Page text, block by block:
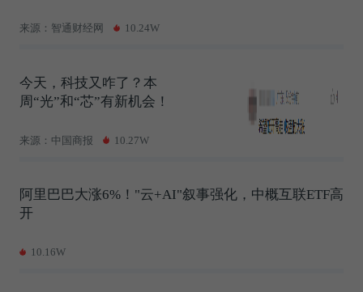
来源：智通财经网 10.24W
今天，科技又咋了？本
周“光”和“芯”有新机会！
来源：中国商报 10.27W
阿里巴巴大涨6%！"云+AI"叙事强化，中概互联ETF高
开
10.16W